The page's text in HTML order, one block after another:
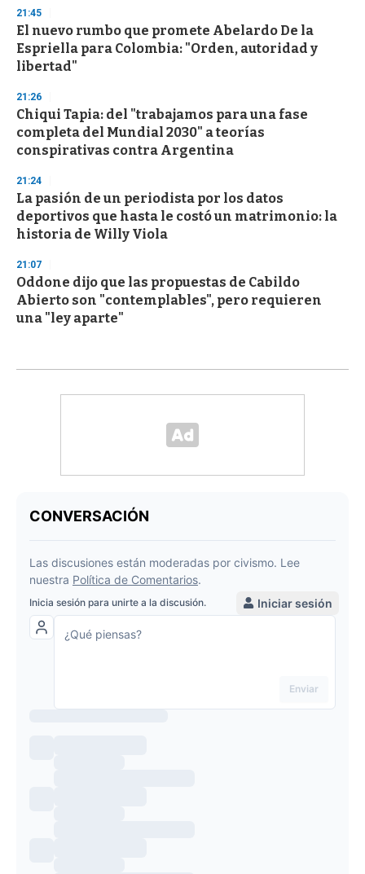
21:45
El nuevo rumbo que promete Abelardo De la
Espriella para Colombia: "Orden, autoridad y
libertad"
21:26
Chiqui Tapia: del "trabajamos para una fase
completa del Mundial 2030" a teorías
conspirativas contra Argentina
21:24
La pasión de un periodista por los datos
deportivos que hasta le costó un matrimonio: la
historia de Willy Viola
21:07
Oddone dijo que las propuestas de Cabildo
Abierto son "contemplables", pero requieren
una "ley aparte"